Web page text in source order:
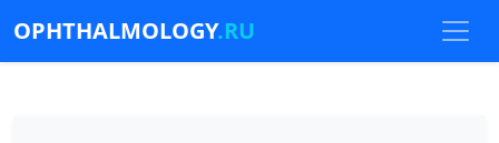
OPHTHALMOLOGY.RU